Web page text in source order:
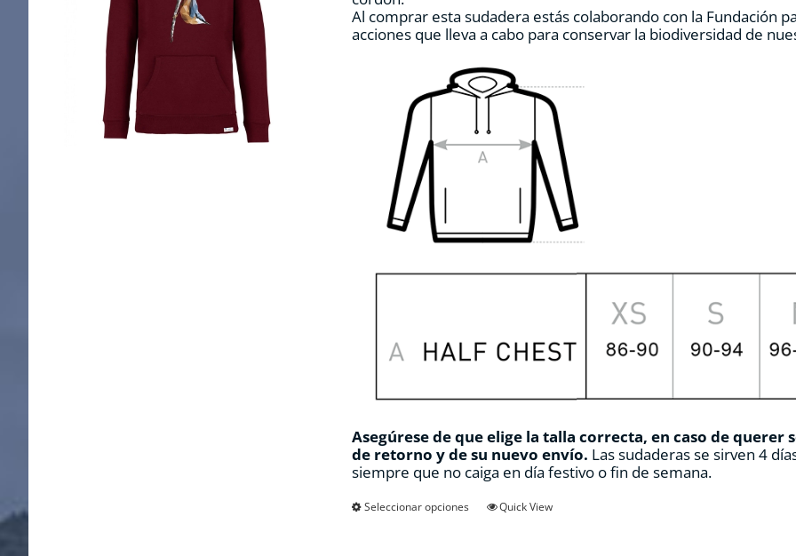
Al comprar esta sudadera estás colaborando con la Fundación
acciones que lleva a cabo para conservar la biodiversidad de
Asegúrese de que elige la talla correcta, en caso de
de retorno y de su nuevo envío. Las sudaderas se sirven 4
siempre que no caiga en día festivo o fin de semana.
Seleccionar opciones
EsteQuick View